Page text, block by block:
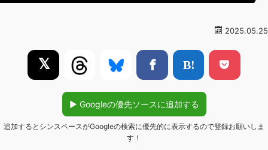
2025.05.25
𝕏
▶︎ Googleの優先ソースに追加する
追加するとシンスペースがGoogleの検索に優先的に表示するので登録お願いしま
す！